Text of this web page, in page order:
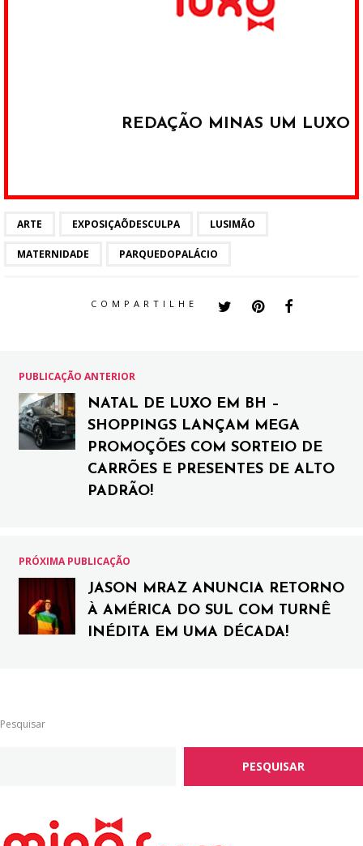
REDAÇÃO MINAS UM LUXO
ARTE EXPOSIÇAÕDESCULPA LUSIMÃO
MATERNIDADE PARQUEDOPALÁCIO
COMPARTILHE
PUBLICAÇÃO ANTERIOR
NATAL DE LUXO EM BH –
SHOPPINGS LANÇAM MEGA
PROMOÇÕES COM SORTEIO DE
CARRÕES E PRESENTES DE ALTO
PADRÃO!
PRÓXIMA PUBLICAÇÃO
JASON MRAZ ANUNCIA RETORNO
À AMÉRICA DO SUL COM TURNÊ
INÉDITA EM UMA DÉCADA!
Pesquisar
PESQUISAR